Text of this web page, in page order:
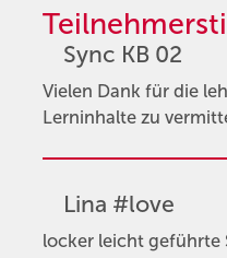
Sync KB 02
Vielen Dank für die
Lerninhalte zu
Lina #love
locker leicht geführte